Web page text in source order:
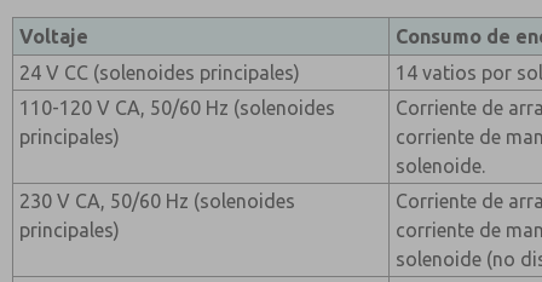
Voltaje
Consumo de
24 V CC (solenoides principales)
14 vatios por
110-120 V CA, 50/60 Hz (solenoides
principales)
Corriente de
corriente de
solenoide.
230 V CA, 50/60 Hz (solenoides
principales)
Corriente de
corriente de
solenoide (no